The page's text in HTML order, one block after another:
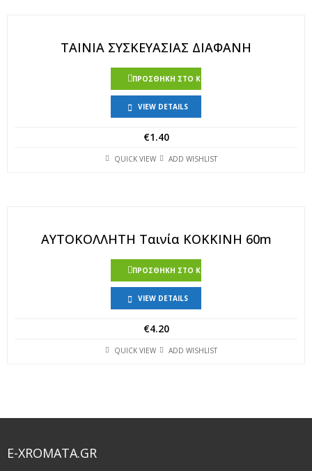
ΤΑΙΝΙΑ ΣΥΣΚΕΥΑΣΙΑΣ ΔΙΑΦΑΝΗ
ΠΡΟΣΘΉΚΗ ΣΤΟ ΚΑΛΆΘΙ
VIEW DETAILS
€1.40
QUICK VIEW ADD WISHLIST
ΑΥΤΟΚΟΛΛΗΤΗ Ταινία ΚΟΚΚΙΝΗ 60m
ΠΡΟΣΘΉΚΗ ΣΤΟ ΚΑΛΆΘΙ
VIEW DETAILS
€4.20
QUICK VIEW ADD WISHLIST
E-XROMATA.GR